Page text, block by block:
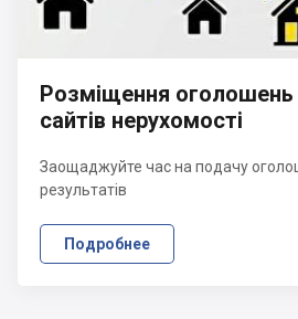
Розміщення
сайтів нерухомості
Заощаджуйте час на подачу
результатів
Подробнее